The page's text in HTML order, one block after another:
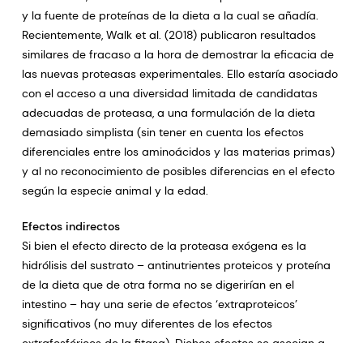
y la fuente de proteínas de la dieta a la cual se añadía.
Recientemente, Walk et al. (2018) publicaron resultados
similares de fracaso a la hora de demostrar la eficacia de
las nuevas proteasas experimentales. Ello estaría asociado
con el acceso a una diversidad limitada de candidatas
adecuadas de proteasa, a una formulación de la dieta
demasiado simplista (sin tener en cuenta los efectos
diferenciales entre los aminoácidos y las materias primas)
y al no reconocimiento de posibles diferencias en el efecto
según la especie animal y la edad.
Efectos indirectos
Si bien el efecto directo de la proteasa exógena es la
hidrólisis del sustrato – antinutrientes proteicos y proteína
de la dieta que de otra forma no se digerirían en el
intestino – hay una serie de efectos ‘extraproteicos’
significativos (no muy diferentes de los efectos